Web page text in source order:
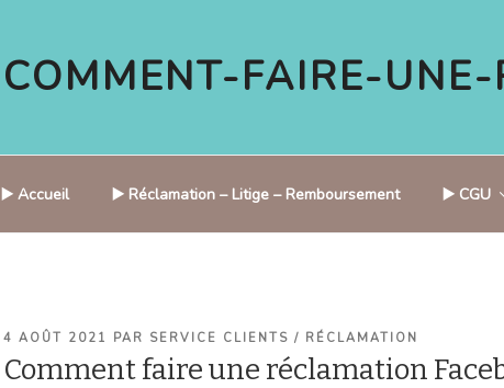
COMMENT-FAIRE-
▶️ Accueil ▶️ Réclamation – Litige – Remboursement ▶️ CGU
PUBLIÉ
4 AOÛT 2021 PAR SERVICE CLIENTS / RÉCLAMATION
Comment faire une réclamation